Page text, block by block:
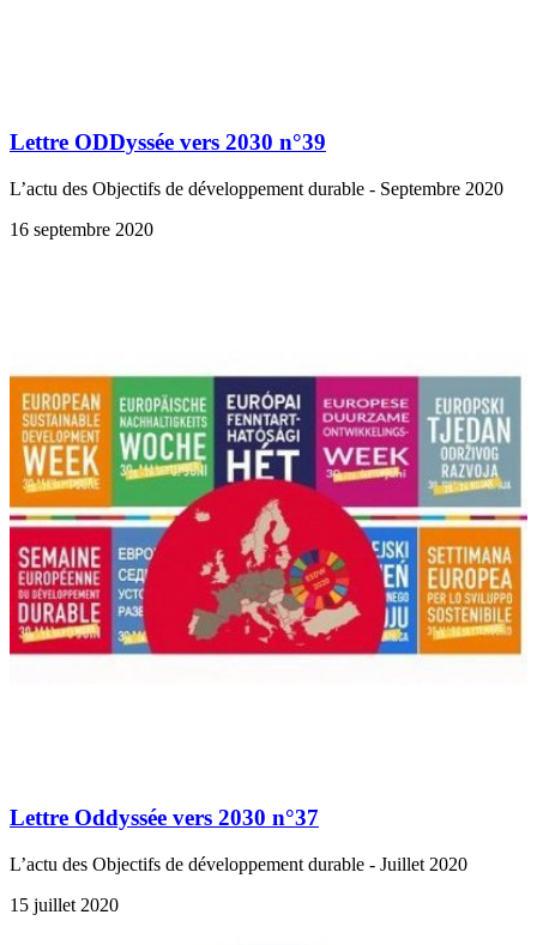
Lettre ODDyssée vers 2030 n°39
L’actu des Objectifs de développement durable - Septembre 2020
16 septembre 2020
Lettre Oddyssée vers 2030 n°37
L’actu des Objectifs de développement durable - Juillet 2020
15 juillet 2020